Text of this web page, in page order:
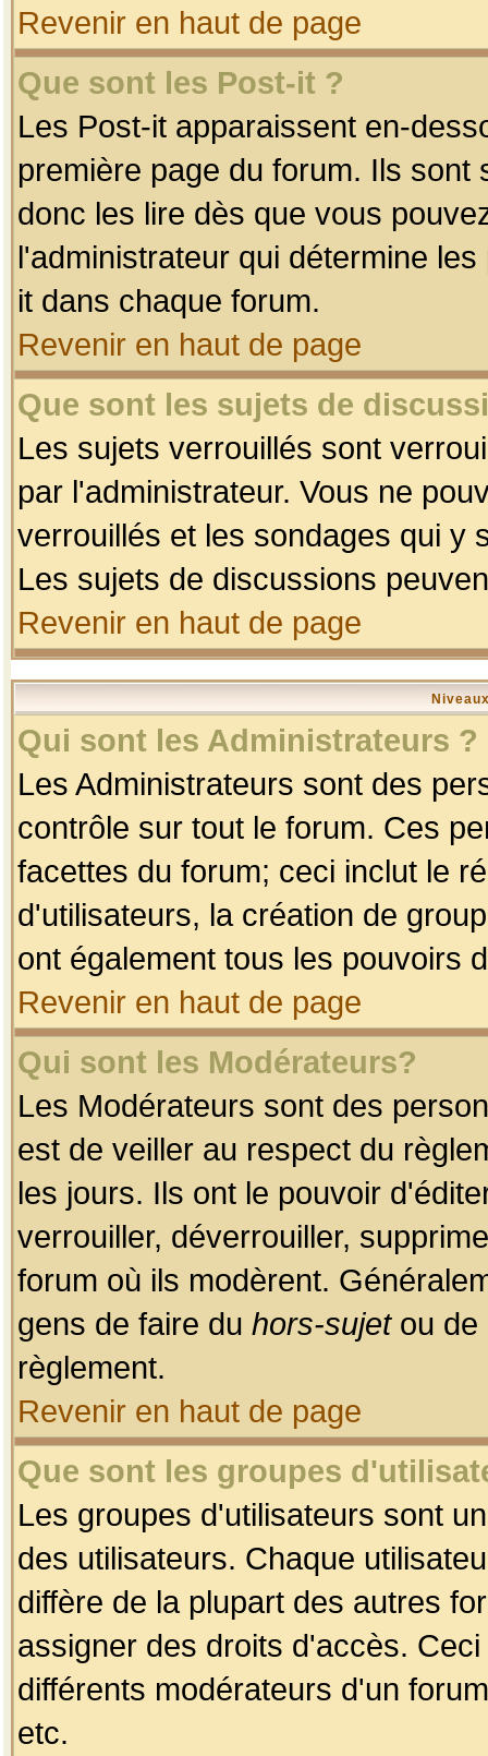
Revenir en haut de page
Que sont les Post-it ?
Les Post-it apparaissent en-
première page du forum. Ils
donc les lire dès que vous
l'administrateur qui détermine
it dans chaque forum.
Revenir en haut de page
Que sont les sujets de
Les sujets verrouillés sont
par l'administrateur. Vous ne
verrouillés et les sondages qui y
Les sujets de discussions
Revenir en haut de page
Qui sont les Administrateurs ?
Les Administrateurs sont des
contrôle sur tout le forum. Ces
facettes du forum; ceci inclut le
d'utilisateurs, la création de
ont également tous les pouvoirs
Revenir en haut de page
Qui sont les Modérateurs?
Les Modérateurs sont des
est de veiller au respect du
les jours. Ils ont le pouvoir
verrouiller, déverrouiller,
forum où ils modèrent.
gens de faire du hors-sujetou de
règlement.
Revenir en haut de page
Que sont les groupes
Les groupes d'utilisateurs sont
des utilisateurs. Chaque
diffère de la plupart des autres
assigner des droits d'accès.
différents modérateurs d'un
etc.